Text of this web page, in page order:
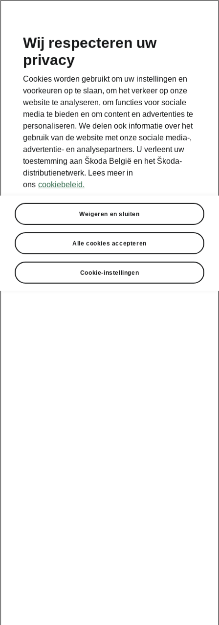
Wij respecteren uw
privacy
Cookies worden gebruikt om uw instellingen en
voorkeuren op te slaan, om het verkeer op onze
website te analyseren, om functies voor sociale
media te bieden en om content en advertenties te
personaliseren. We delen ook informatie over het
gebruik van de website met onze sociale media-,
advertentie- en analysepartners. U verleent uw
toestemming aan Škoda België en het Škoda-
distributienetwerk. Lees meer in
ons cookiebeleid.
Weigeren en sluiten
Alle cookies accepteren
Cookie-instellingen